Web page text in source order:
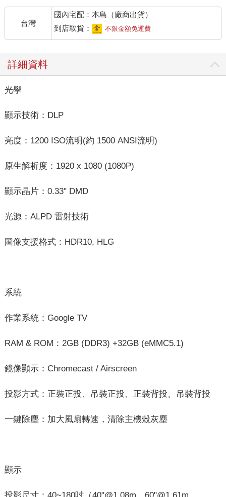
台灣
國內宅配：本島（廠商出貨）
到店取貨：
不限金額免運費
詳細資料
光學
顯示技術：DLP
亮度：1200 ISO流明(約 1500 ANSI流明)
原生解析度：1920 x 1080 (1080P)
顯示晶片：0.33" DMD
光源：ALPD 雷射技術
圖像支援格式：HDR10, HLG
系統
作業系統：Google TV
RAM & ROM：2GB (DDR3) +32GB (eMMC5.1)
鏡像顯示：Chromecast / Airscreen
投影方式：正裝正投、吊裝正投、正裝背投、吊裝背投
一鍵除塵：加大風扇轉速，清除主機殼灰塵
顯示